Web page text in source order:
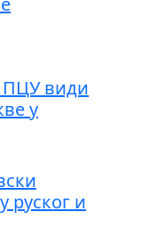
ПЦУ види
у
руског и